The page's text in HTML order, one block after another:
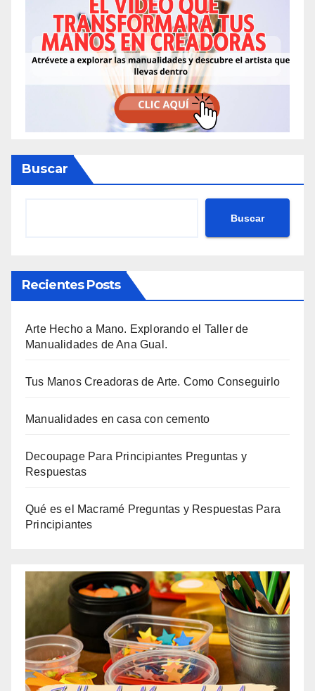
Buscar
Buscar
Recientes Posts
Arte Hecho a Mano. Explorando el Taller de
Manualidades de Ana Gual.
Tus Manos Creadoras de Arte. Como Conseguirlo
Manualidades en casa con cemento
Decoupage Para Principiantes Preguntas y
Respuestas
Qué es el Macramé Preguntas y Respuestas Para
Principiantes